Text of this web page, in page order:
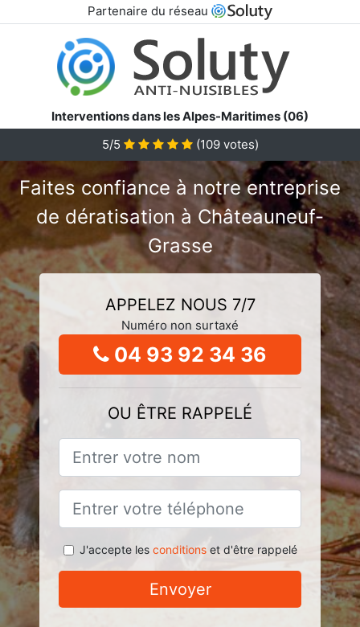
Partenaire du réseau
Interventions dans les Alpes-Maritimes (06)
5/5
(109votes)
Faites confiance à notre entreprise
de dératisation à Châteauneuf-
Grasse
APPELEZ NOUS 7/7
Numéro non surtaxé
04 93 92 34 36
OU ÊTRE RAPPELÉ
J'accepte les conditionset d'être rappelé
Envoyer